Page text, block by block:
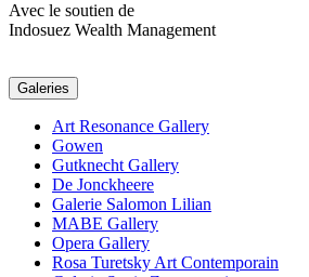
Avec le soutien de
Indosuez Wealth Management
Galeries
Art Resonance Gallery
Gowen
Gutknecht Gallery
De Jonckheere
Galerie Salomon Lilian
MABE Gallery
Opera Gallery
Rosa Turetsky Art Contemporain